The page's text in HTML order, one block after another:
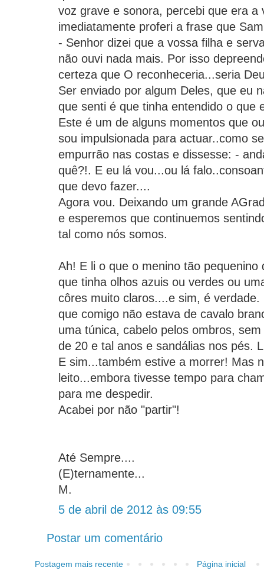
voz grave e sonora, percebi que era a
imediatamente proferi a frase que
- Senhor dizei que a vossa filha e
não ouvi nada mais. Por isso
certeza que O reconheceria...seria
Ser enviado por algum Deles, que eu
que senti é que tinha entendido o que
Este é um de alguns momentos que
sou impulsionada para actuar..como
empurrão nas costas e dissesse: -
quê?!. E eu lá vou...ou lá
que devo fazer....
Agora vou. Deixando um grande
e esperemos que continuemos
tal como nós somos.
Ah! E li o que o menino tão pequenino
que tinha olhos azuis ou verdes ou
côres muito claros....e sim, é
que comigo não estava de cavalo
uma túnica, cabelo pelos ombros,
de 20 e tal anos e sandálias nos pés.
E sim...também estive a morrer! Mas
leito...embora tivesse tempo para
para me despedir.
Acabei por não "partir"!
Até Sempre....
(E)ternamente...
M.
5 de abril de 2012 às 09:55
Postar um comentário
Postagem mais recente Página inicial